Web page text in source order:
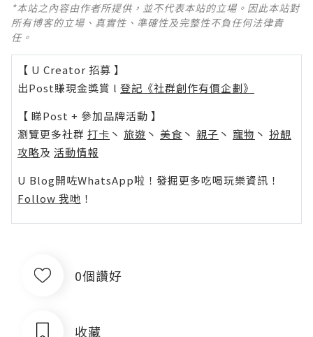
*本站之內容由作者所提供，並不代表本站的立場。因此本站對
所有博客的立場、真實性、準確性及完整性不負任何法律責
任。
【 U Creator 招募 】
出Post賺現金獎賞 l 登記《社群創作有價企劃》
【 睇Post + 參加品牌活動 】
瀏覽更多社群 打卡 丶 旅遊 丶 美食 丶 親子 丶 寵物 丶 扮靚
攻略及 活動情報
U Blog開咗WhatsApp啦！發掘更多吃喝玩樂資訊！
Follow 我哋 ！
0個讚好
收藏